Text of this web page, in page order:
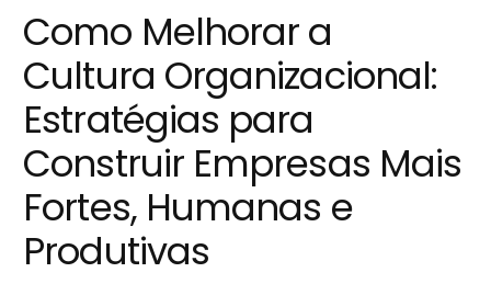
Como Melhorar a
Cultura Organizacional:
Estratégias para
Construir Empresas Mais
Fortes, Humanas e
Produtivas